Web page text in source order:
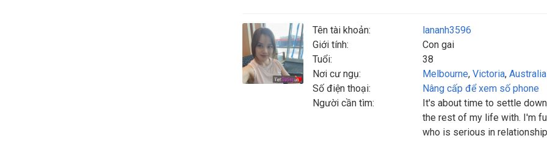
Tên tài khoản:
lananh3596
Giới tính:
Con gai
Tuổi:
38
Nơi cư ngụ:
Melbourne, Victoria, Australia
Số điện thoại:
Nâng cấp để xem số phone
Người cần tìm:
It's about time to settle
the rest of my life with. I'm
who is serious in